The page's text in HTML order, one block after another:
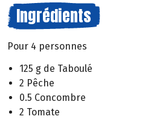
Ingrédients
Pour 4 personnes
125 g de Taboulé
2 Pêche
0.5 Concombre
2 Tomate